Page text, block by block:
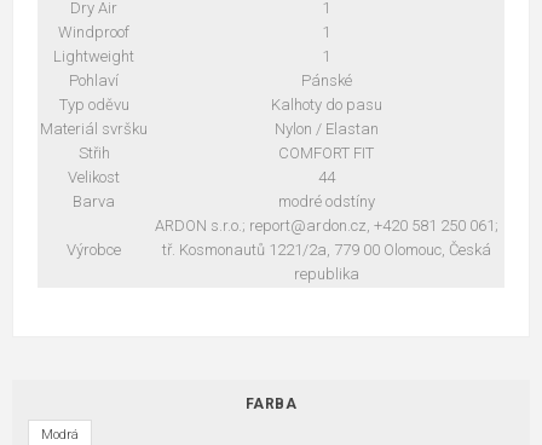
Dry Air
1
Windproof
1
Lightweight
1
Pohlaví
Pánské
Typ oděvu
Kalhoty do pasu
Materiál svršku
Nylon / Elastan
Střih
COMFORT FIT
Velikost
44
Barva
modré odstíny
Výrobce
ARDON s.r.o.; report@ardon.cz, +420 581 250 061;
tř. Kosmonautů 1221/2a, 779 00 Olomouc, Česká
republika
FARBA
Modrá